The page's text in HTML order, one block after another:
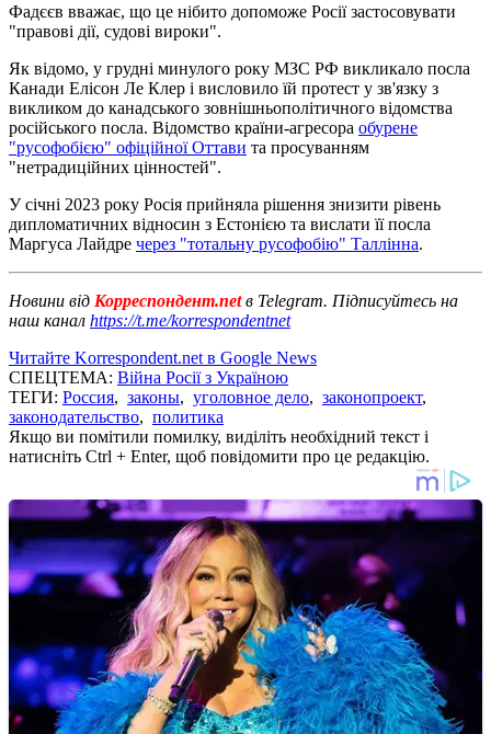
Фадєєв вважає, що це нібито допоможе Росії застосовувати
"правові дії, судові вироки".
Як відомо, у грудні минулого року МЗС РФ викликало посла
Канади Елісон Ле Клер і висловило їй протест у зв'язку з
викликом до канадського зовнішньополітичного відомства
російського посла. Відомство країни-агресора обурене
"русофобією" офіційної Оттави та просуванням
"нетрадиційних цінностей".
У січні 2023 року Росія прийняла рішення знизити рівень
дипломатичних відносин з Естонією та вислати її посла
Маргуса Лайдре через "тотальну русофобію" Таллінна.
Новини від Корреспондент.netв Telegram. Підписуйтесь на
наш канал https://t.me/korrespondentnet
Читайте Korrespondent.net в Google News
СПЕЦТЕМА: Війна Росії з Україною
ТЕГИ: Россия, законы, уголовное дело, законопроект,
законодательство, политика
Якщо ви помітили помилку, виділіть необхідний текст і
натисніть Ctrl + Enter, щоб повідомити про це редакцію.